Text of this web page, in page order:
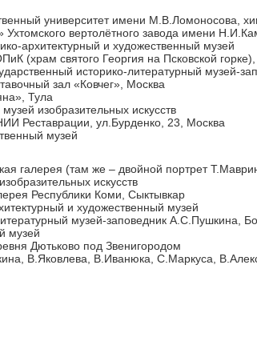
университет имени М.В.Ломоносова,
Ухтомского вертолётного завода имени
архитектурный и художественный музей
(храм святого Георгия на Псковской
историко-литературный музей-
зал «Ковчег», Москва
Тула
изобразительных искусств
Реставрации, ул.Бурденко, 23, Москва
музей
галерея (там же – двойной портрет
искусств
Республики Коми, Сыктывкар
и художественный музей
музей-заповедник А.С.Пушкина,
музей
Дютьково под Звенигородом
В.Яковлева, В.Иванюка, С.Маркуса,